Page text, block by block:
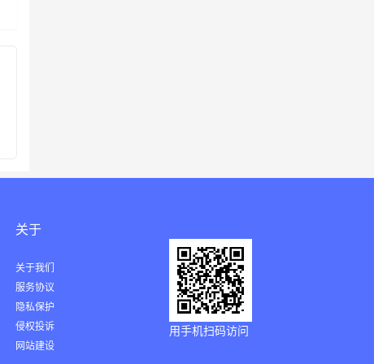
关于
关于我们
服务协议
隐私保护
侵权投诉
网站建设
用手机扫码访问